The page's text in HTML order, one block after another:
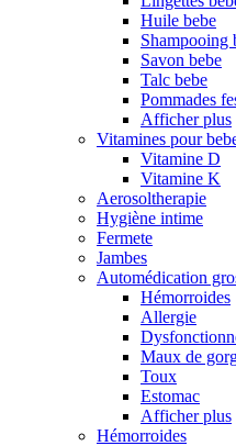
Huile bebe
Shampooing
Savon bebe
Talc bebe
Pommades
Afficher plus
Vitamines pour
Vitamine D
Vitamine K
Aerosoltherapie
Hygiène intime
Fermete
Jambes
Automédication
Hémorroides
Allergie
Maux de
Toux
Estomac
Afficher plus
Hémorroides